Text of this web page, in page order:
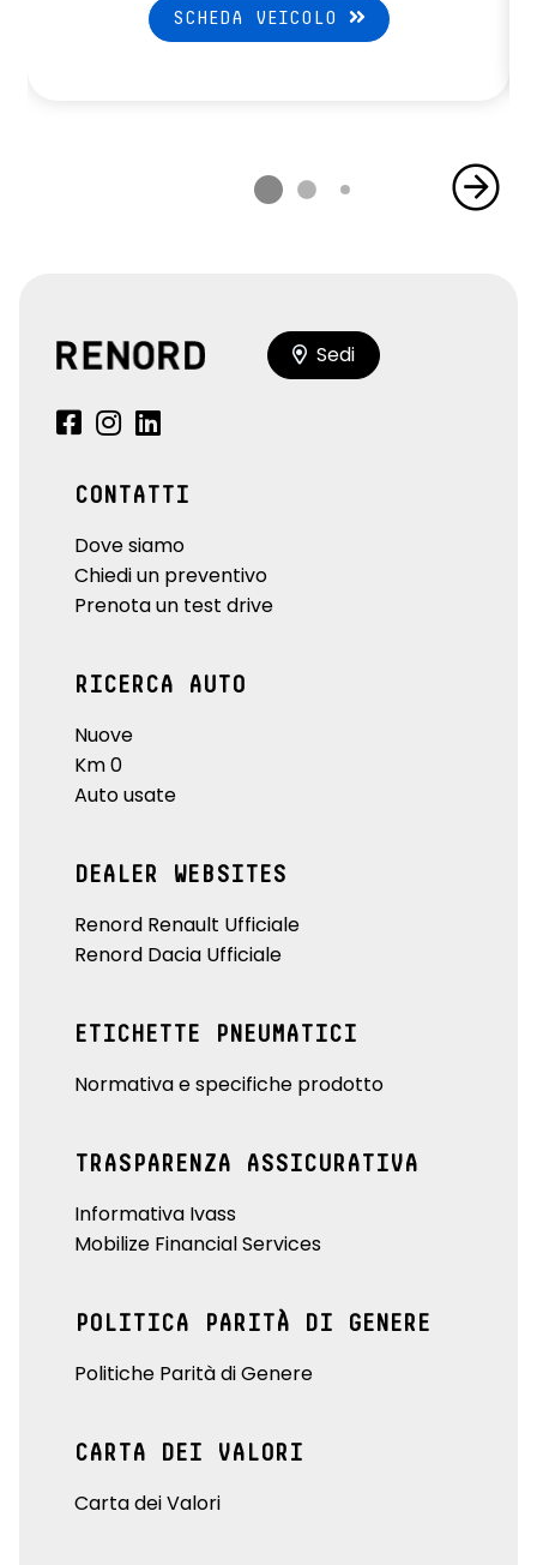
SCHEDA VEICOLO
Sedi
CONTATTI
Dove siamo
Chiedi un preventivo
Prenota un test drive
RICERCA AUTO
Nuove
Km 0
Auto usate
DEALER WEBSITES
Renord Renault Ufficiale
Renord Dacia Ufficiale
ETICHETTE PNEUMATICI
Normativa e specifiche prodotto
TRASPARENZA ASSICURATIVA
Informativa Ivass
Mobilize Financial Services
POLITICA PARITÀ DI GENERE
Politiche Parità di Genere
CARTA DEI VALORI
Carta dei Valori